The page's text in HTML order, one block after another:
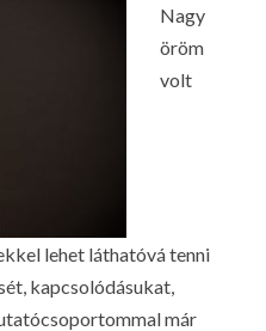
Nagy
öröm
volt
lehet láthatóvá tenni
kapcsolódásukat,
már